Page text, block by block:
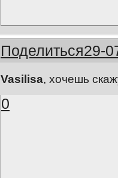
Поделиться29-
Vasilisa, хочешь
0